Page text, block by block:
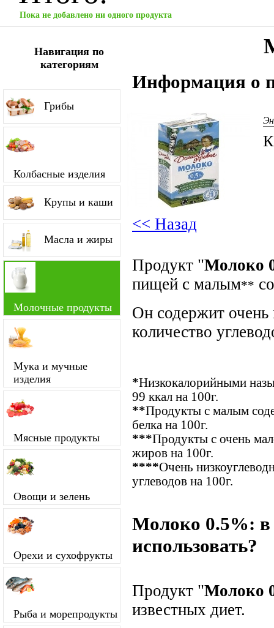
Пока не добавлено ни одного продукта
Навигация по
категориям
Грибы
Колбасные изделия
Крупы и каши
Масла и жиры
Молочные продукты
Мука и мучные
изделия
Мясные продукты
Овощи и зелень
Орехи и сухофрукты
Рыба и морепродукты
Информация о
<< Назад
Продукт "Молоко
пищей с малым**
Он содержит очень
количество
*Низкокалорийными
99 ккал на 100г.
**Продукты с малым
белка на 100г.
***Продукты с очень
жиров на 100г.
****Очень
углеводов на 100г.
Молоко 0.5%: в
использовать?
Продукт "Молоко
известных диет.